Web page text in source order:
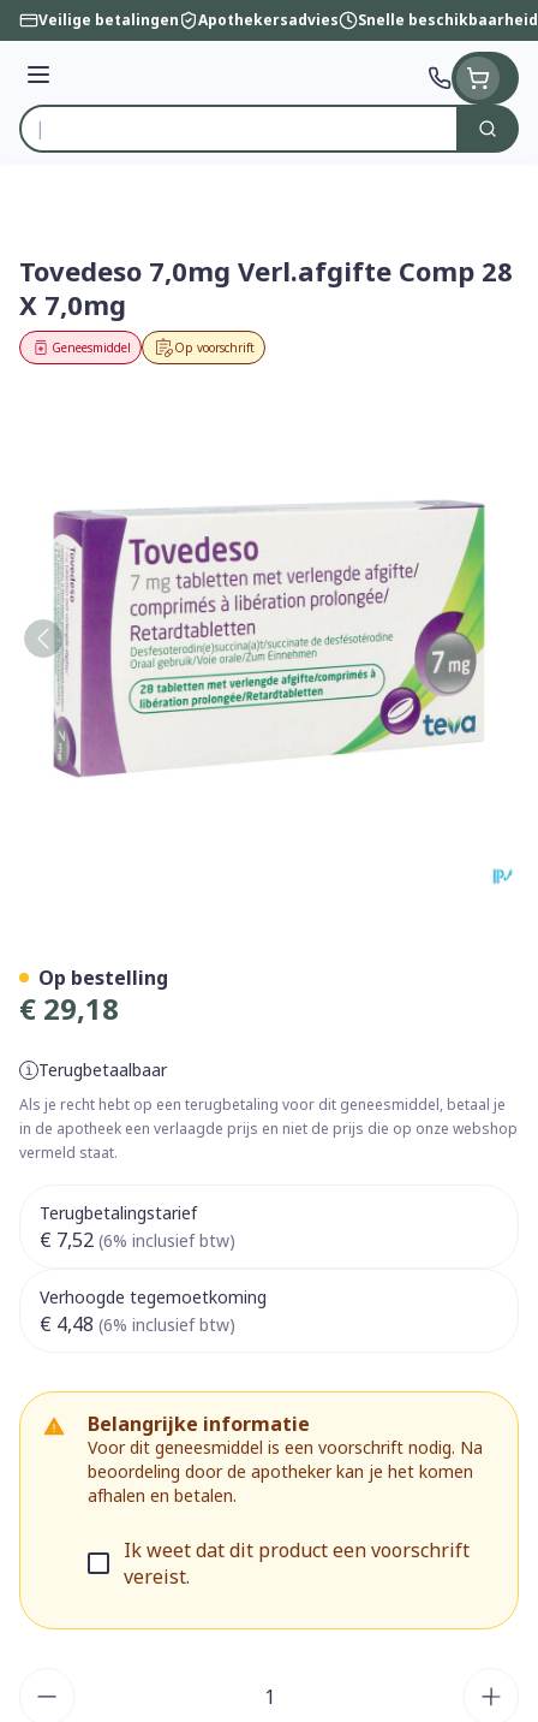
Ga naar de inhoud
Veilige betalingen Apothekersadvies Snelle beschikbaarheid
Menu
Product, merk, categorie...
Zoek
Tovedeso 7,0mg Verl.afgifte Comp 28
X 7,0mg
Op voorschrift
Geneesmiddel
€ 29,18
Terugbetaalbaar
Als je recht hebt op een terugbetaling voor dit geneesmiddel, betaal je
in de apotheek een verlaagde prijs en niet de prijs die op onze webshop
vermeld staat.
Terugbetalingstarief
€ 7,52 (6% inclusief btw)
Verhoogde tegemoetkoming
€ 4,48 (6% inclusief btw)
Belangrijke informatie
Voor dit geneesmiddel is een voorschrift nodig. Na
beoordeling door de apotheker kan je het komen
afhalen en betalen.
Ik weet dat dit product een voorschrift
vereist.
Op bestelling